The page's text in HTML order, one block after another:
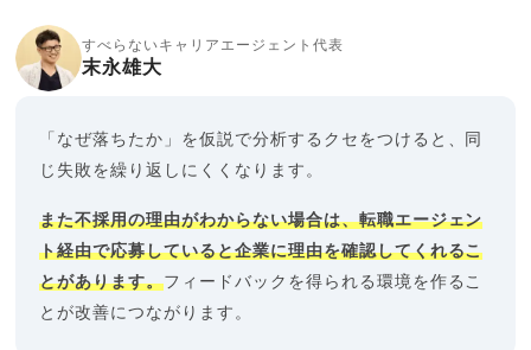
すべらないキャリアエージェント代表
末永雄大
「なぜ落ちたか」を仮説で分析するクセをつけると、同
じ失敗を繰り返しにくくなります。
また不採用の理由がわからない場合は、転職エージェン
ト経由で応募していると企業に理由を確認してくれるこ
とがあります。フィードバックを得られる環境を作るこ
とが改善につながります。